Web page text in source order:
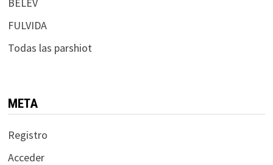
FULVIDA
Todas las parshiot
META
Registro
Acceder